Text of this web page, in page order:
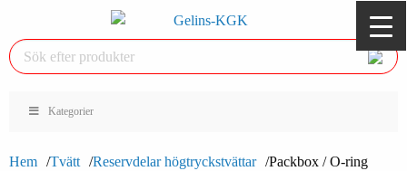
Kategorier
Hem Tvätt Reservdelar högtryckstvättar Packbox / O-ring